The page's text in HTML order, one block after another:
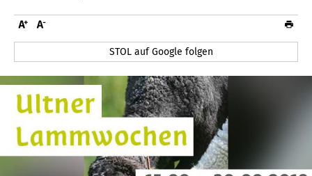
STOL auf Google folgen